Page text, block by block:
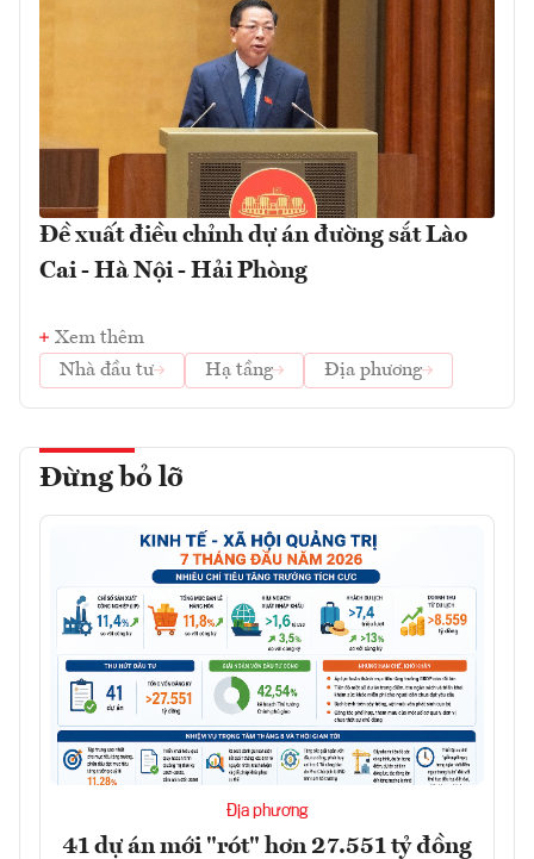
Đề xuất điều chỉnh dự án đường sắt Lào
Cai - Hà Nội - Hải Phòng
Xem thêm
Nhà đầu tư
Hạ tầng Địa phương
Đừng bỏ lỡ
Địa phương
41 dự án mới "rót" hơn 27.551 tỷ đồng